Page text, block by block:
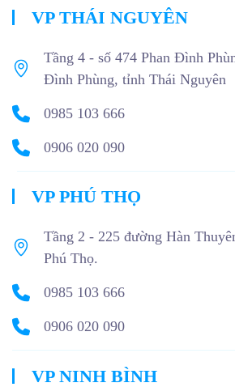
VP THÁI NGUYÊN
Tầng 4 - số 474 Phan Đình
Đình Phùng, tỉnh Thái Nguyên
0985 103 666
0906 020 090
VP PHÚ THỌ
Tầng 2 - 225 đường Hàn
Phú Thọ.
0985 103 666
0906 020 090
VP NINH BÌNH